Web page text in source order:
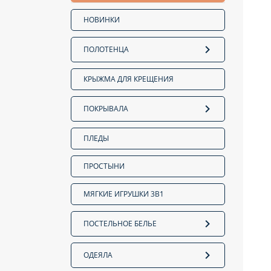
НОВИНКИ
ПОЛОТЕНЦА
КРЫЖМА ДЛЯ КРЕЩЕНИЯ
ПОКРЫВАЛА
ПЛЕДЫ
ПРОСТЫНИ
МЯГКИЕ ИГРУШКИ 3В1
ПОСТЕЛЬНОЕ БЕЛЬЕ
ОДЕЯЛА